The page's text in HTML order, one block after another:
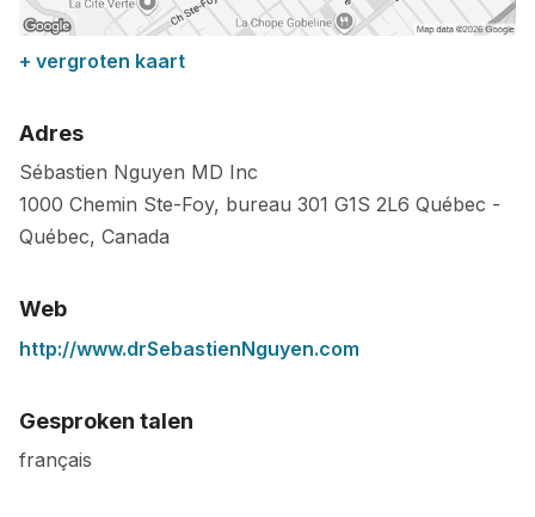
+ vergroten kaart
Adres
Sébastien Nguyen MD Inc
1000 Chemin Ste-Foy, bureau 301 G1S 2L6 Québec -
Québec, Canada
Web
http://www.drSebastienNguyen.com
Gesproken talen
français